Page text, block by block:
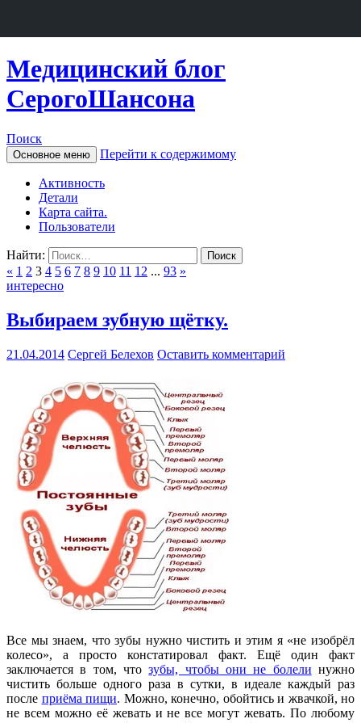
Медицинский блог
СерогоШансона
Поиск
Основное меню Перейти к содержимому
Активность
Детали
Карта сайта.
Пользователи
Найти:
« 1 2 3 4 5 6 7 8 9 10 11 12 ... 93 »
интересно
Выбираем зубную щётку.
21.04.2014 Сергей Белехов Оставить комментарий
Все мы знаем, что зубы нужно чистить и этим я «не изобрёл
колесо», а просто констатировал факт. Ещё один факт
заключается в том, чтозубы, чтобы они не болели нужно
чистить больше одного раза в сутки, в идеале каждый раз
после приёма пищи. Можно, конечно, обойтись и жвачкой, но
не всем можно её жевать и не все могут жевать. По любому